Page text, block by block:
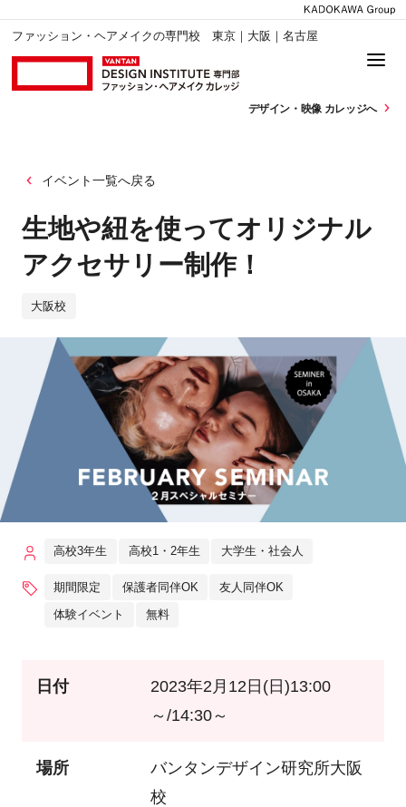
ファッション・ヘアメイクの専門校 東京｜大阪｜名古屋
デザイン・ 映像 カレッジへ
イベント一覧へ戻る
生地や紐を使ってオリジナル
アクセサリー制作！
大阪校
高校3年生 高校1・2年生 大学生・社会人
期間限定 保護者同伴OK 友人同伴OK
体験イベント 無料
日付
2023年2月12日(日)13:00
～/14:30～
場所
バンタンデザイン研究所大阪
校